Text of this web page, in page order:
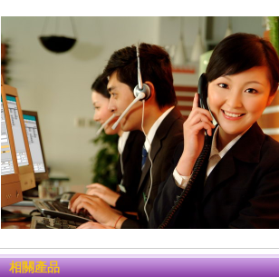
相關產品